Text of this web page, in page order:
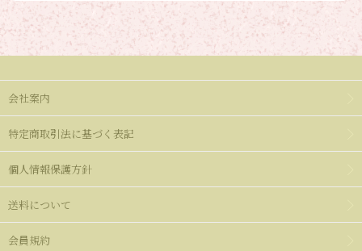
会社案内
特定商取引法に基づく表記
個人情報保護方針
送料について
会員規約